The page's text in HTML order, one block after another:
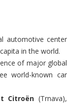
automotive center
in the world.
of major global
world-known car
Citroën (Trnava),